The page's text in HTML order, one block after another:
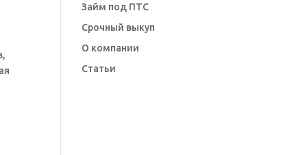
Займ под ПТС
Срочный выкуп
О компании
Статьи